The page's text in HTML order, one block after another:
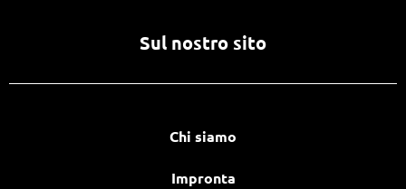
Sul nostro sito
Chi siamo
Impronta